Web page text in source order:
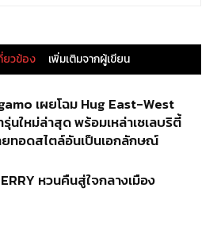
ยวข้อง เพิ่มเติมจากผู้เขียน
เผยโฉม Hug East-West
รุ่นใหม่ล่าสุด พร้อมเหล่าเซเลบริตี้
ยทอดสไตล์อันเป็นเอกลักษณ์
หวนคืนสู่ใจกลางเมือง